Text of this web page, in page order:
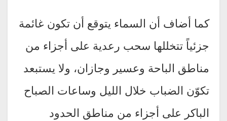
كما أضاف أن السماء يتوقع أن تكون غائمة
جزئياً تتخللها سحب رعدية على أجزاء من
مناطق الباحة وعسير وجازان، ولا يستبعد
تكوّن الضباب خلال الليل وساعات الصباح
الباكر على أجزاء من مناطق الحدود